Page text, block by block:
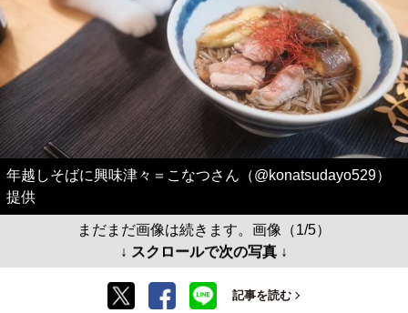
年越しそばに興味津々＝こなつさん（@konatsudayo529）
提供
まだまだ画像は続きます。画像（1/5）
↓ スクロールで次の写真 ↓
記事を読む